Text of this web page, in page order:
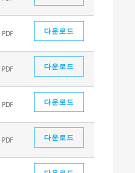
PDF 다운로드
PDF 다운로드
PDF 다운로드
PDF 다운로드